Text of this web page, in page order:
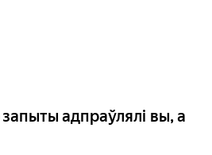
адпраўлялі вы, а